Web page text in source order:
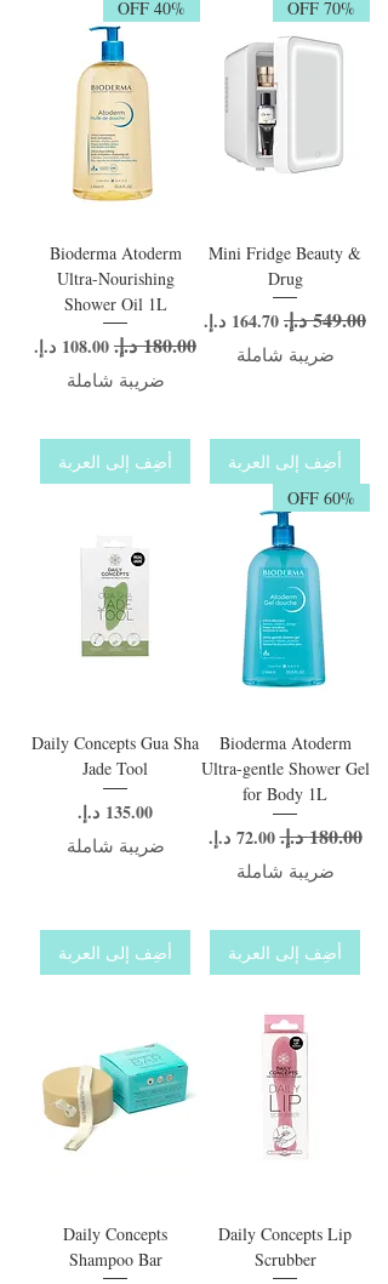
good before you leave the house or when your day is over.
70% OFF
Mini Fridge Beauty &
Drug
سعر عادي سعر البيع
ضريبة شاملة
أضِف إلى العربة
40% OFF
Bioderma Atoderm
Ultra-Nourishing
Shower Oil 1L
سعر عادي سعر البيع
ضريبة شاملة
أضِف إلى العربة
60% OFF
Bioderma Atoderm
Ultra-gentle Shower Gel
for Body 1L
سعر عادي‏180.00 د.إ.‏ سعر البيع‏72.00 د.إ.‏
ضريبة شاملة
أضِف إلى العربة
Daily Concepts Gua Sha
Jade Tool
السعر
ضريبة شاملة
أضِف إلى العربة
Daily Concepts Lip
Scrubber
Daily Concepts
Shampoo Bar